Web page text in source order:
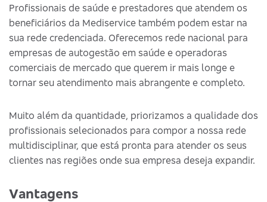
Profissionais de saúde e prestadores que atendem os
beneficiários da Mediservice também podem estar na
sua rede credenciada. Oferecemos rede nacional para
empresas de autogestão em saúde e operadoras
comerciais de mercado que querem ir mais longe e
tornar seu atendimento mais abrangente e completo.
Muito além da quantidade, priorizamos a qualidade dos
profissionais selecionados para compor a nossa rede
multidisciplinar, que está pronta para atender os seus
clientes nas regiões onde sua empresa deseja expandir.
Vantagens